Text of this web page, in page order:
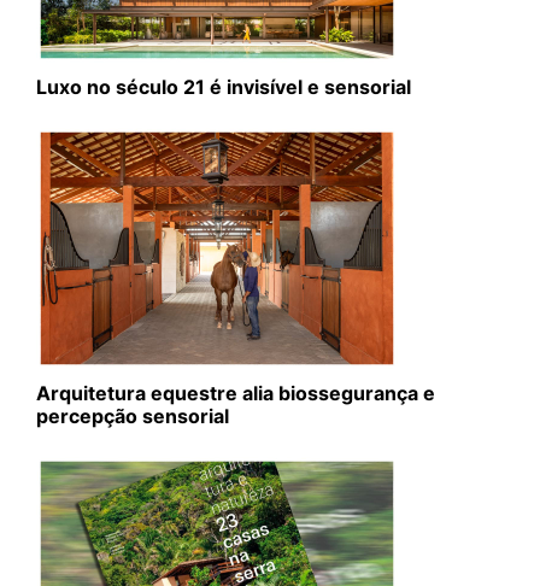
Luxo no século 21 é invisível e sensorial
Arquitetura equestre alia biossegurança e
percepção sensorial